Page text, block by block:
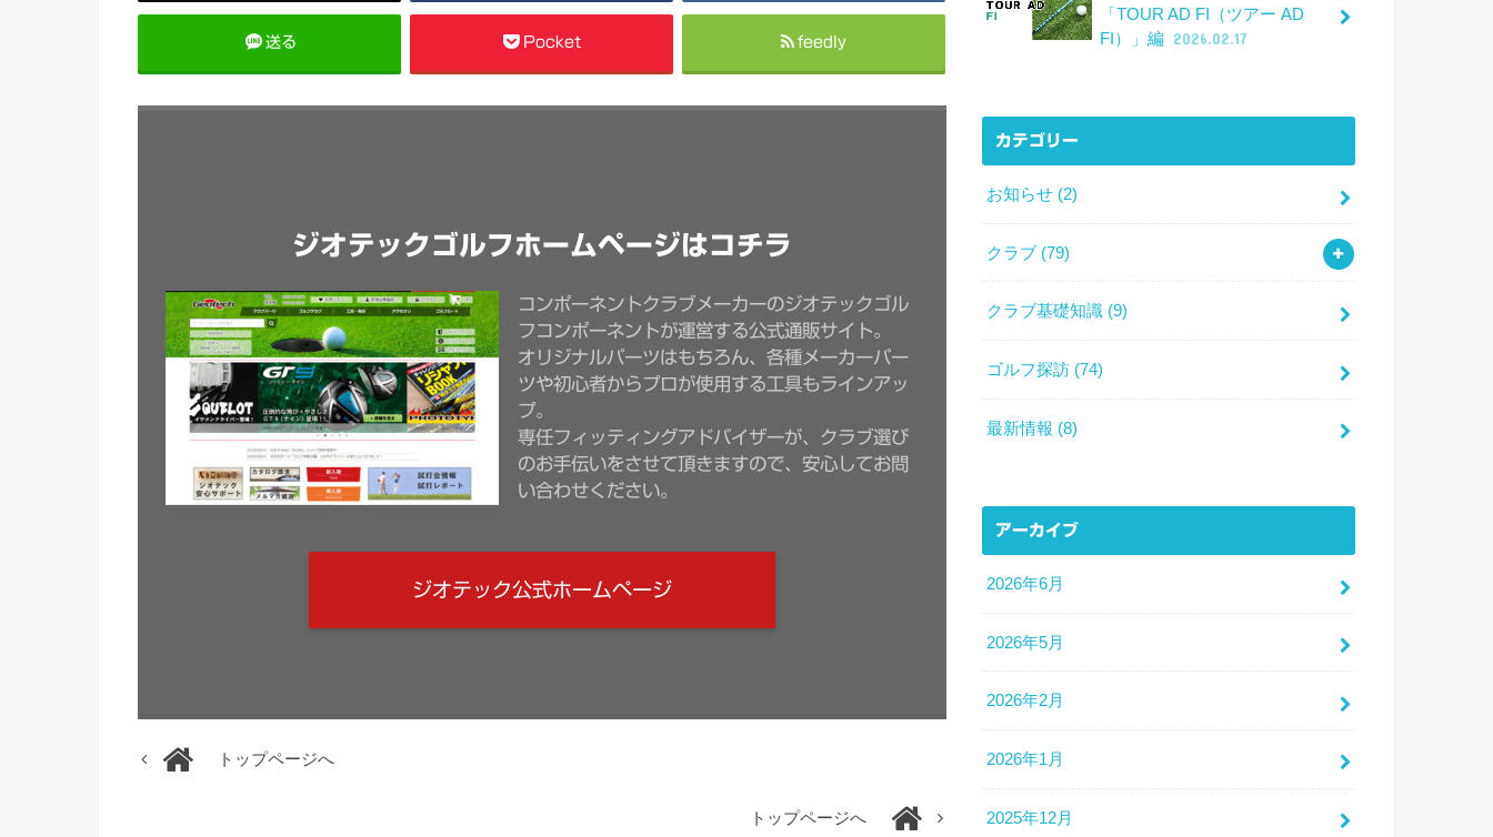
送る Pocket feedly
ジオテックゴルフホームページはコチラ
コンポーネントクラブメーカーのジオテックゴル
フコンポーネントが運営する公式通販サイト。
オリジナルパーツはもちろん、各種メーカーパー
ツや初心者からプロが使用する工具もラインアッ
プ。
専任フィッティングアドバイザーが、クラブ選び
のお手伝いをさせて頂きますので、安心してお問
い合わせください。
ジオテック公式ホームページ
トップページへ
トップページへ
「TOUR AD FI（ツアー AD
FI）」編 2026.02.17
カテゴリー
お知らせ (2)
クラブ (79)
クラブ基礎知識 (9)
ゴルフ探訪 (74)
最新情報 (8)
アーカイブ
2026年6月
2026年5月
2026年2月
2026年1月
2025年12月